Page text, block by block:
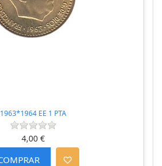
1963*1964 EE 1 PTA
4,00 €